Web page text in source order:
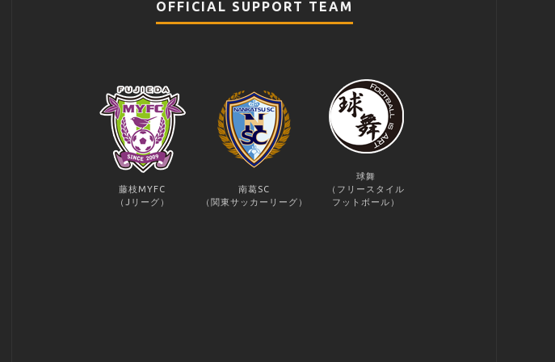
OFFICIAL SUPPORT TEAM
藤枝MYFC
（Jリーグ）
南葛SC
（関東サッカーリーグ）
球舞
（フリースタイル
フットボール）